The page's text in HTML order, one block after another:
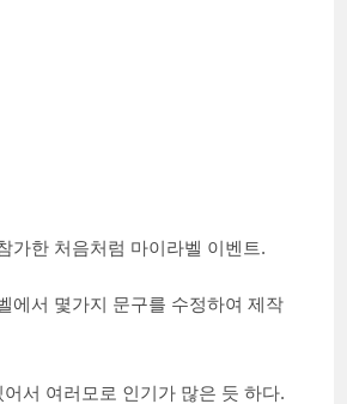
가한 처음처럼 마이라벨 이벤트.
에서 몇가지 문구를 수정하여 제작
서 여러모로 인기가 많은 듯 하다.